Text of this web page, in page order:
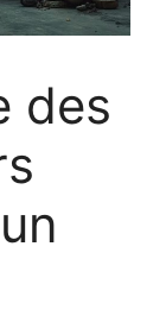
des